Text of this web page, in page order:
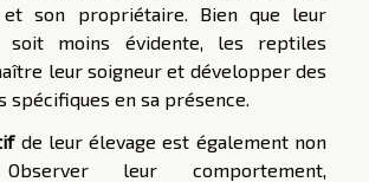
son propriétaire. Bien que leur
soit moins évidente, les reptiles
leur soigneur et développer des
en sa présence.
de leur élevage est également non
leur comportement,